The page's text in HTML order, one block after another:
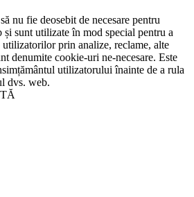
nu fie deosebit de necesare pentru
sunt utilizate în mod special pentru a
utilizatorilor prin analize, reclame, alte
denumite cookie-uri ne-necesare. Este
utilizatorului înainte de a rula
dvs. web.